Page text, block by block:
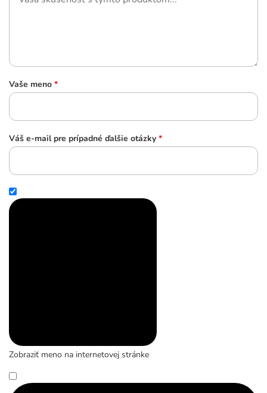
Vaše meno *
Váš e-mail pre prípadné ďalšie otázky *
Zobraziť meno na internetovej stránke